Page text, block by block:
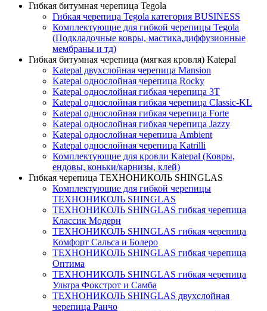
Гибкая битумная черепица Tegola
Гибкая черепица Tegola категория BUSINESS
Комплектующие для гибкой черепицы Tegola
(Подкладочные ковры, мастика,диффузионные
мембраны и тд)
Гибкая битумная черепица (мягкая кровля) Katepal
Katepal двухслойная черепица Mansion
Katepal однослойная черепица Rocky
Katepal однослойная гибкая черепица 3T
Katepal однослойная гибкая черепица Classic-KL
Katepal однослойная гибкая черепица Forte
Katepal однослойная гибкая черепица Jazzy
Katepal однослойная черепица Ambient
Katepal однослойная черепица Katrilli
Комплектующие для кровли Katepal (Ковры,
ендовы, коньки/карнизы, клей)
Гибкая черепица ТЕХНОНИКОЛЬ SHINGLAS
Комплектующие для гибкой черепицы
ТЕХНОНИКОЛЬ SHINGLAS
ТЕХНОНИКОЛЬ SHINGLAS гибкая черепица
Классик Модерн
ТЕХНОНИКОЛЬ SHINGLAS гибкая черепица
Комфорт Сальса и Болеро
ТЕХНОНИКОЛЬ SHINGLAS гибкая черепица
Оптима
ТЕХНОНИКОЛЬ SHINGLAS гибкая черепица
Ультра Фокстрот и Самба
ТЕХНОНИКОЛЬ SHINGLAS двухслойная
черепица Ранчо